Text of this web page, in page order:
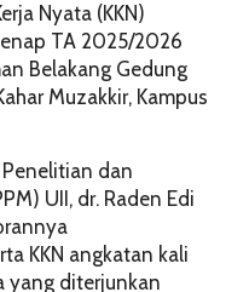
Nyata (KKN)
TA 2025/2026
Belakang Gedung
Muzakkir, Kampus
Penelitian dan
UII, dr. Raden Edi
KKN angkatan kali
yang diterjunkan